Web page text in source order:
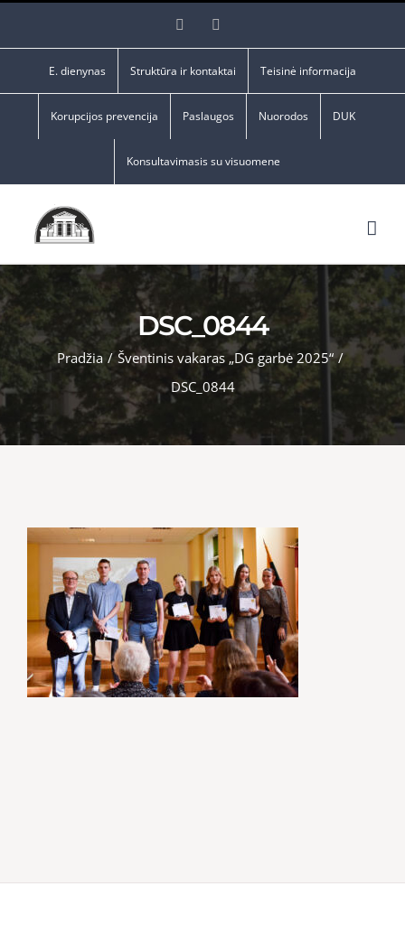
Facebook
E. dienynas Struktūra ir kontaktai Teisinė informacija
Korupcijos prevencija Paslaugos Nuorodos DUK
Konsultavimasis su visuomene
DSC_0844
Pradžia / Šventinis vakaras „DG garbė 2025“ /
DSC_0844